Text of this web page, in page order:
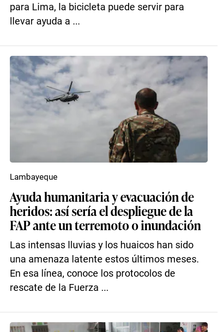
para Lima, la bicicleta puede servir para
llevar ayuda a ...
Ayuda humanitaria y evacuación de
heridos: así sería el despliegue de la
FAP ante un terremoto o inundación
Las intensas lluvias y los huaicos han sido
una amenaza latente estos últimos meses.
En esa línea, conoce los protocolos de
rescate de la Fuerza ...
Lambayeque